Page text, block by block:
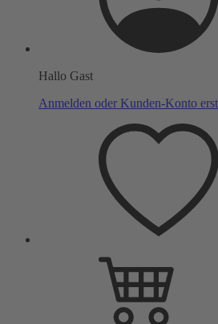
Hallo Gast
Anmelden oder Kunden-Konto